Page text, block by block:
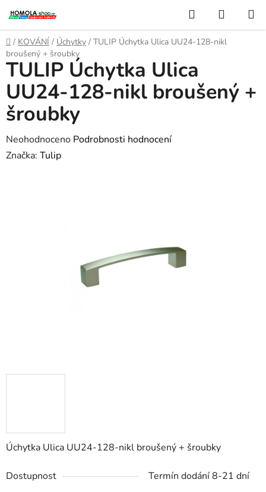
na
obsah
Hledat
KOŠÍK
Domů
/ KOVÁNÍ / Úchytky / TULIP Úchytka Ulica UU24-128-nikl
broušený + šroubky
Úchytka Ulica UU24-128-nikl broušený + šroubky
Dostupnost Termín dodání 8-21 dní
TULIP Úchytka Ulica
UU24-128-nikl broušený +
šroubky
Průměrné
hodnocení
Neohodnoceno Podrobnosti hodnocení
Značka: Tulip